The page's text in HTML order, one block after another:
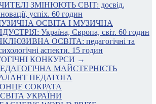
ЗМІНЮЮТЬ СВІТ: досвід,
успіх. 60 годин
ОСВІТА І МУЗИЧНА
Україна, Європа, світ. 60 годин
ОСВІТА: педагогічні та
аспекти. 15 годин
КОНКУРСИ →
МАЙСТЕРНІСТЬ
ПЕДАГОГА
СОКРАТА
УКРАЇНИ